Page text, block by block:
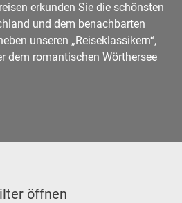
erkunden Sie die schönsten
und dem benachbarten
unseren „Reiseklassikern“,
dem romantischen Wörthersee
öffnen